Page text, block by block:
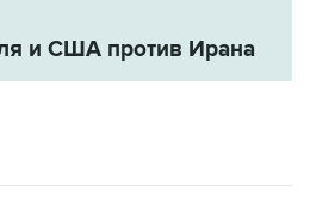
и США против Ирана